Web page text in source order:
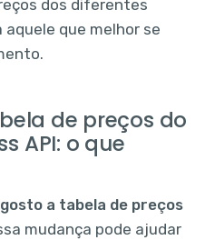
dos diferentes
que melhor se
de preços do
API: o que
a tabela de preços
mudança pode ajudar